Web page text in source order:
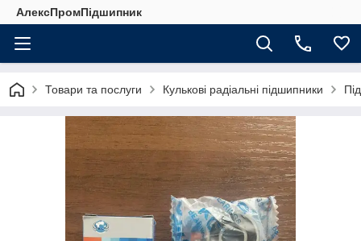
АлексПромПідшипник
Товари та послуги Кулькові радіальні підшипники